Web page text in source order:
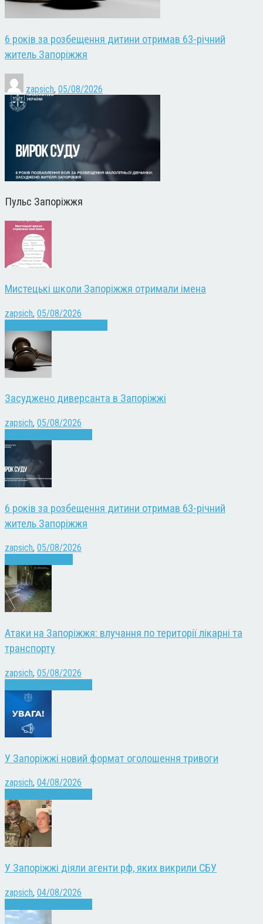
6 років за розбещення дитини отримав 63-річний
житель Запоріжжя
zapsich, 05/08/2026
Пульс Запоріжжя
Мистецькі школи Запоріжжя отримали імена
zapsich, 05/08/2026
Засуджено диверсанта в Запоріжжі
zapsich, 05/08/2026
6 років за розбещення дитини отримав 63-річний
житель Запоріжжя
zapsich, 05/08/2026
Атаки на Запоріжжя: влучання по території лікарні та
транспорту
zapsich, 05/08/2026
У Запоріжжі новий формат оголошення тривоги
zapsich, 04/08/2026
У Запоріжжі діяли агенти рф, яких викрили СБУ
zapsich, 04/08/2026